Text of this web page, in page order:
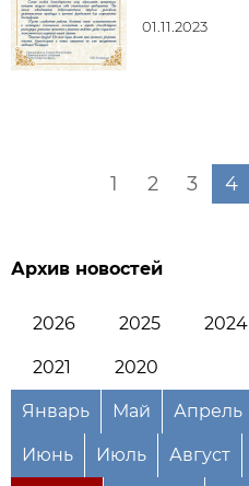
01.11.2023
1 2 3 4
Архив новостей
2026 2025 2024
2021 2020
Январь Май Апрель
Июнь Июль Август